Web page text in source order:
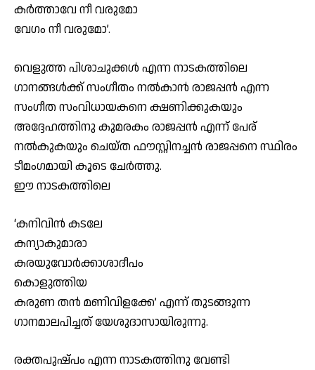
കർത്താവേ നീ വരുമോ
വേഗം നീ വരുമോ’.
വെളുത്ത പിശാചുക്കൾ എന്ന നാടകത്തിലെ
ഗാനങ്ങൾക്ക് സംഗീതം നൽകാൻ രാജപ്പൻ എന്ന
സംഗീത സംവിധായകനെ ക്ഷണിക്കുകയും
അദ്ദേഹത്തിനു കുമരകം രാജപ്പൻ എന്ന് പേര്
നൽകുകയും ചെയ്ത ഫൗസ്റ്റിനച്ചൻ രാജപ്പനെ സ്ഥിരം
ടീമംഗമായി കൂടെ ചേർത്തു.
ഈ നാടകത്തിലെ
‘കനിവിൻ കടലേ
കന്യാകുമാരാ
കരയുവോർക്കാശാദീപം
കൊളുത്തിയ
കരുണ തൻ മണിവിളക്കേ’ എന്ന് തുടങ്ങുന്ന
ഗാനമാലപിച്ചത് യേശുദാസായിരുന്നു.
രക്തപുഷ്പം എന്ന നാടകത്തിനു വേണ്ടി